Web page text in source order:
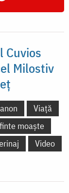
Cuvios
Milostiv
Viață
moaște
Video